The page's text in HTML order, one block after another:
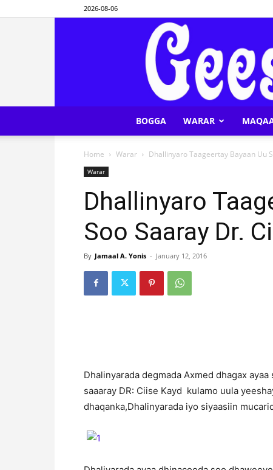
2026-08-06
BOGGA WARAR
Home Warar Dhallinyaro Taageertay Bayaan Uu
Warar
Dhallinyaro
Soo Saaray Dr.
By Jamaal A. Yonis - January 12, 2016
Dhalinyarada degmada Axmed dhagax
saaaray DR: Ciise Kayd kulamo uula
dhaqanka,Dhalinyarada iyo siyaasiin